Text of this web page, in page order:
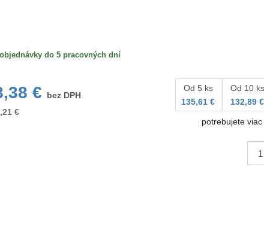
do 5 pracovných dní
€
bez DPH
€
Od 5 ks
135,61 €
Od 10 ks
132,89 €
potrebujete